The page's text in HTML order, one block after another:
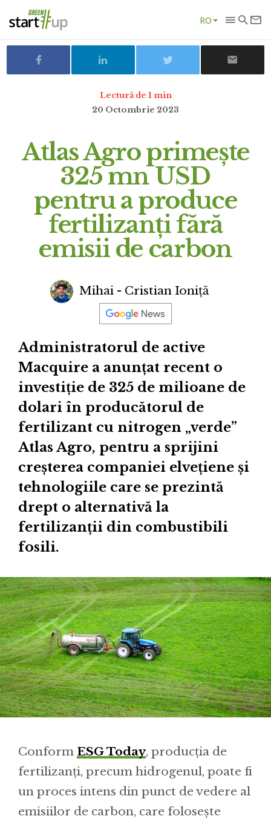
RO
Lectură de 1 min
20 Octombrie 2023
Atlas Agro primește
325 mn USD
pentru a produce
fertilizanți fără
emisii de carbon
Mihai - Cristian Ioniță
Administratorul de active
Macquire a anunțat recent o
investiție de 325 de milioane de
dolari în producătorul de
fertilizant cu nitrogen „verde”
Atlas Agro, pentru a sprijini
creșterea companiei elvețiene și
tehnologiile care se prezintă
drept o alternativă la
fertilizanții din combustibili
fosili.
Conform ESG Today, producția de
fertilizanți, precum hidrogenul, poate fi
un proces intens din punct de vedere al
emisiilor de carbon, care folosește